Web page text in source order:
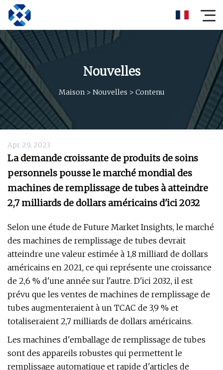
Nouvelles
Maison > Nouvelles > Contenu
Apr 29, 2023
La demande croissante de produits de soins
personnels pousse le marché mondial des
machines de remplissage de tubes à atteindre
2,7 milliards de dollars américains d'ici 2032
Selon une étude de Future Market Insights, le marché
des machines de remplissage de tubes devrait
atteindre une valeur estimée à 1,8 milliard de dollars
américains en 2021, ce qui représente une croissance
de 2,6 % d'une année sur l'autre. D'ici 2032, il est
prévu que les ventes de machines de remplissage de
tubes augmenteraient à un TCAC de 3,9 % et
totaliseraient 2,7 milliards de dollars américains.
Les machines d'emballage de remplissage de tubes
sont des appareils robustes qui permettent le
remplissage automatique et rapide d'articles de